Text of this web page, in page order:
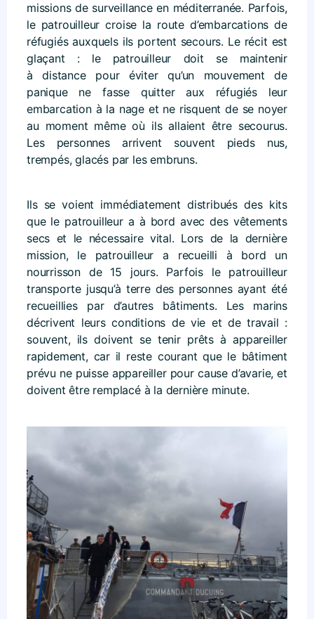
missions de surveillance en méditerranée. Parfois,
le patrouilleur croise la route d’embarcations de
réfugiés auxquels ils portent secours. Le récit est
glaçant : le patrouilleur doit se maintenir
à distance pour éviter qu’un mouvement de
panique ne fasse quitter aux réfugiés leur
embarcation à la nage et ne risquent de se noyer
au moment même où ils allaient être secourus.
Les personnes arrivent souvent pieds nus,
trempés, glacés par les embruns.
Ils se voient immédiatement distribués des kits
que le patrouilleur a à bord avec des vêtements
secs et le nécessaire vital. Lors de la dernière
mission, le patrouilleur a recueilli à bord un
nourrisson de 15 jours. Parfois le patrouilleur
transporte jusqu’à terre des personnes ayant été
recueillies par d’autres bâtiments. Les marins
décrivent leurs conditions de vie et de travail :
souvent, ils doivent se tenir prêts à appareiller
rapidement, car il reste courant que le bâtiment
prévu ne puisse appareiller pour cause d’avarie, et
doivent être remplacé à la dernière minute.